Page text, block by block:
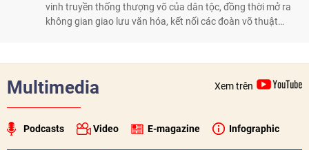
vinh truyền thống thượng võ của dân tộc, đồng thời mở ra
không gian giao lưu văn hóa, kết nối các đoàn võ thuật
Multimedia Xem trên
Podcasts Video E-magazine Infographic